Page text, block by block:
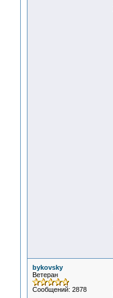
bykovsky
Ветеран
Сообщений: 2878